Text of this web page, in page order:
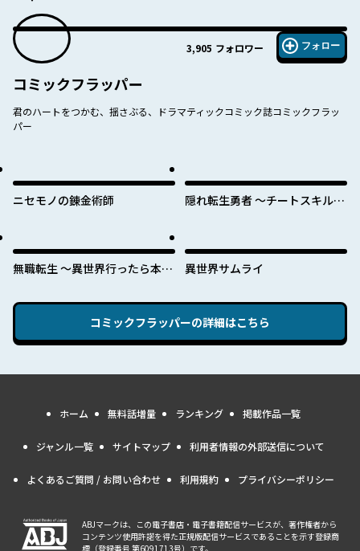
3,905 フォロワー フォロー
コミックフラッパー
君のハートをつかむ、揺さぶる、ドラマティックコミック誌コミックフラッ
パー
ニセモノの錬金術師
隠れ転生勇者 ～チートスキルと
無職転生 ～異世界行ったら本気
異世界サムライ
コミックフラッパーの詳細はこちら
ホーム 無料話増量 ランキング 掲載作品一覧
ジャンル一覧 サイトマップ 利用者情報の外部送信について
よくあるご質問 / お問い合わせ 利用規約 プライバシーポリシー
ABJマークは、この電子書店・電子書籍配信サービスが、著作権者から
コンテンツ使用許諾を得た正規版配信サービスであることを示す登録商
標（登録番号 第6091713号）です。